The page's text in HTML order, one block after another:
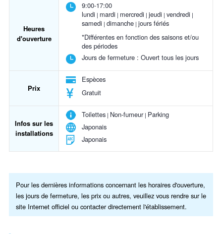
Heures
d'ouverture
9:00-17:00
lundi mardi mercredi jeudi vendredi
samedi dimanche jours fériés
*Différentes en fonction des saisons et/ou
des périodes
Jours de fermeture : Ouvert tous les jours
Prix
Espèces
Gratuit
Infos sur les
installations
Toilettes Non-fumeur Parking
Japonais
Japonais
Pour les dernières informations concernant les horaires d'ouverture,
les jours de fermeture, les prix ou autres, veuillez vous rendre sur le
site Internet officiel ou contacter directement l'établissement.